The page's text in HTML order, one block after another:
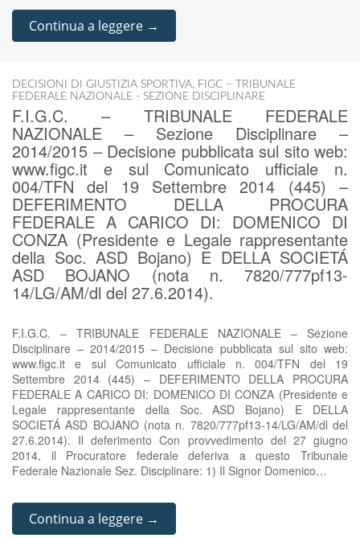
Continua a leggere →
DECISIONI DI GIUSTIZIA SPORTIVA, FIGC – TRIBUNALE
FEDERALE NAZIONALE - SEZIONE DISCIPLINARE
F.I.G.C. – TRIBUNALE FEDERALE
NAZIONALE – Sezione Disciplinare –
2014/2015 – Decisione pubblicata sul sito web:
www.figc.it e sul Comunicato ufficiale n.
004/TFN del 19 Settembre 2014 (445) –
DEFERIMENTO DELLA PROCURA
FEDERALE A CARICO DI: DOMENICO DI
CONZA (Presidente e Legale rappresentante
della Soc. ASD Bojano) E DELLA SOCIETÁ
ASD BOJANO (nota n. 7820/777pf13-
14/LG/AM/dl del 27.6.2014).
F.I.G.C. – TRIBUNALE FEDERALE NAZIONALE – Sezione
Disciplinare – 2014/2015 – Decisione pubblicata sul sito web:
www.figc.it e sul Comunicato ufficiale n. 004/TFN del 19
Settembre 2014 (445) – DEFERIMENTO DELLA PROCURA
FEDERALE A CARICO DI: DOMENICO DI CONZA (Presidente e
Legale rappresentante della Soc. ASD Bojano) E DELLA
SOCIETÁ ASD BOJANO (nota n. 7820/777pf13-14/LG/AM/dl del
27.6.2014). Il deferimento Con provvedimento del 27 giugno
2014, il Procuratore federale deferiva a questo Tribunale
Federale Nazionale Sez. Disciplinare: 1) Il Signor Domenico…
Continua a leggere →